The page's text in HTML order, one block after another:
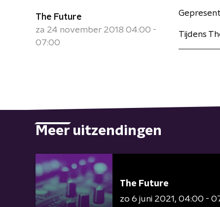
The Future
za 24 november 2018 04:00 -
07:00
Tijdens
Meer uitzendingen
The Future
zo 6 juni 2021
04:00 -